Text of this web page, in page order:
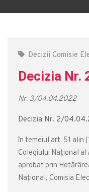
Decizii Comisie
Decizia Nr.
Nr. 3/04.04.2022
Decizia Nr. 2/
în temeiul art. 51 alin
Colegiului Național al
aprobat prin
Național, Comisia